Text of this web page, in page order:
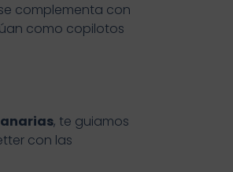
complementa con
como copilotos
, te guiamos
con las